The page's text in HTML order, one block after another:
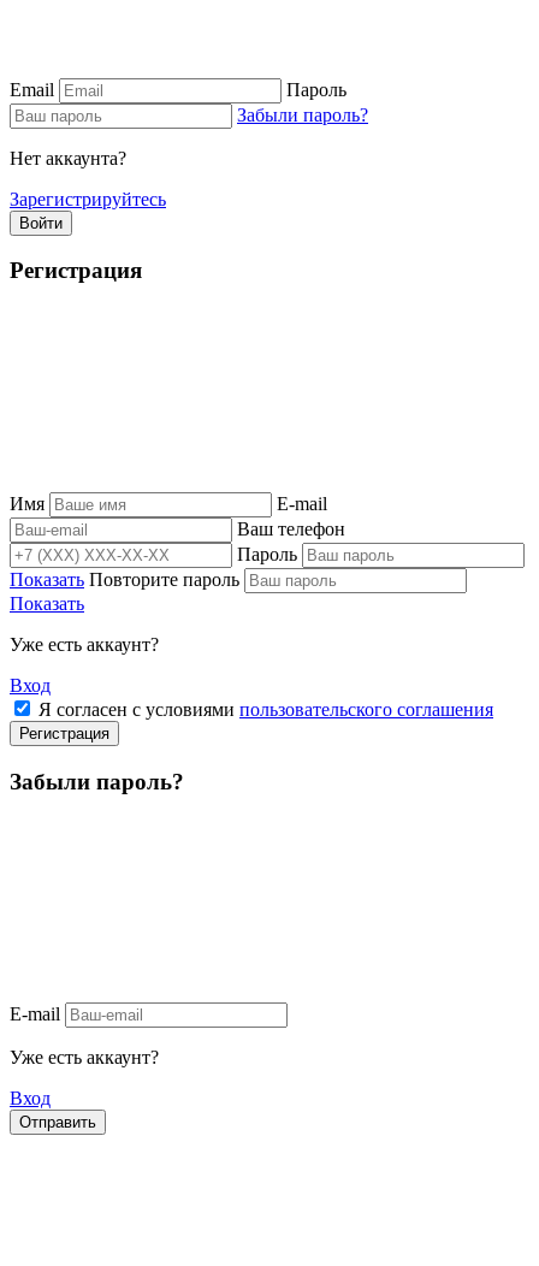
Email
Пароль
Забыли пароль?
Нет аккаунта?
Зарегистрируйтесь
Войти
Регистрация
Имя
E-mail
Ваш телефон
Пароль
Показать Повторите пароль
Показать
Уже есть аккаунт?
Вход
Я согласен с условиями пользовательского соглашения
Регистрация
Забыли пароль?
E-mail
Уже есть аккаунт?
Вход
Отправить